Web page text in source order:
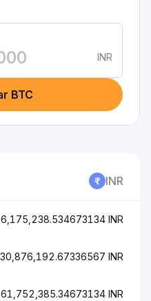
INR
BTC
INR
6,175,238.534673134 INR
30,876,192.67336567 INR
61,752,385.34673134 INR